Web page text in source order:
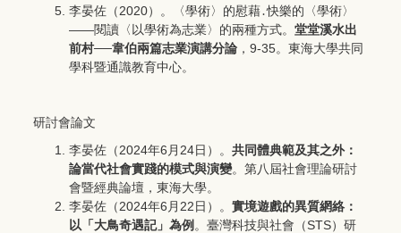
李晏佐（2020）。〈學術〉的慰藉․快樂的〈學術〉
——閱讀〈以學術為志業〉的兩種方式。 堂堂溪水出
前村──韋伯兩篇志業演講分論 ，9-35。東海大學共同
學科暨通識教育中心。
研討會論文
李晏佐（2024年6月24日）。 共同體典範及其之外：
論當代社會實踐的模式與演變。第八屆社會理論研討
會暨經典論壇，東海大學。
李晏佐（2024年6月22日）。 實境遊戲的異質網絡：
以「大鳥奇遇記」為例。臺灣科技與社會（STS）研